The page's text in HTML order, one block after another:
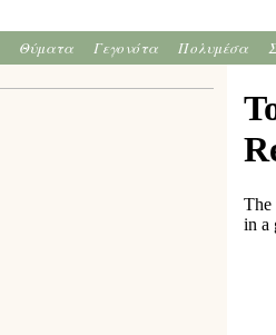
Θύματα Γεγονότα Πολυμέσα